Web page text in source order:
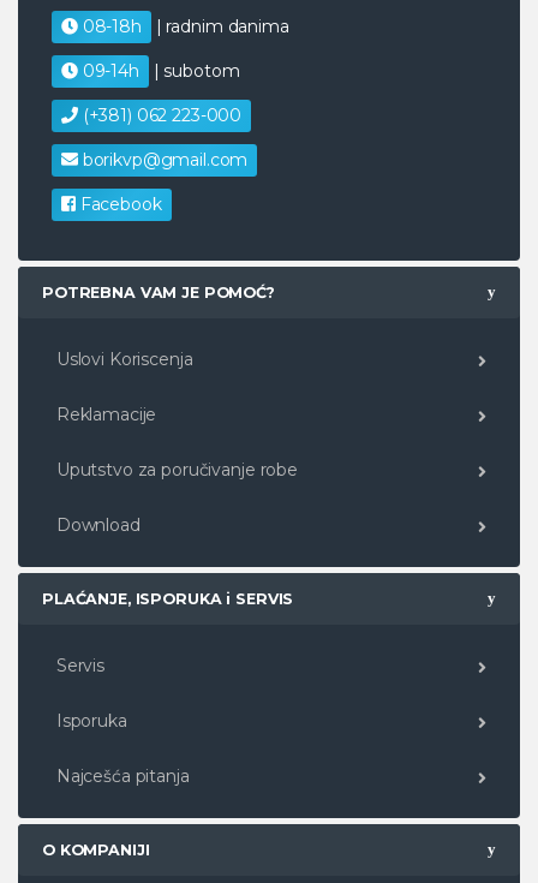
08-18h | radnim danima
09-14h | subotom
(+381) 062 223-000
borikvp@gmail.com
Facebook
POTREBNA VAM JE POMOĆ?
Uslovi Koriscenja
Reklamacije
Uputstvo za poručivanje robe
Download
PLAĆANJE, ISPORUKA i SERVIS
Servis
Isporuka
Najcešća pitanja
O KOMPANIJI